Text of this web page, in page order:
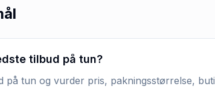
tilbud på tun?
på tun og vurder pris, pakningsstørrelse,